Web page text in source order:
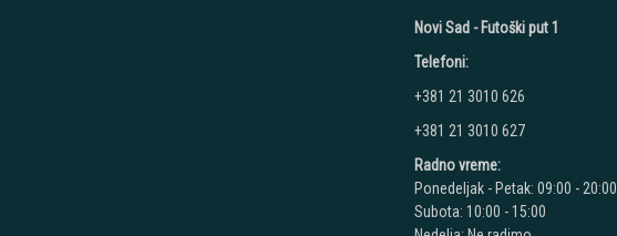
Novi Sad - Futoški put 1
Telefoni:
+381 21 3010 626
+381 21 3010 627
Radno vreme:
Ponedeljak - Petak: 09:00 - 20:00
Subota: 10:00 - 15:00